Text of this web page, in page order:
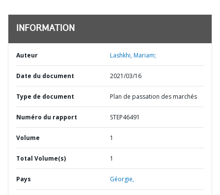
INFORMATION
Auteur Lashkhi, Mariam;
Date du document 2021/03/16
Type de document Plan de passation des marchés
Numéro du rapport STEP46491
Volume 1
Total Volume(s) 1
Pays Géorgie,